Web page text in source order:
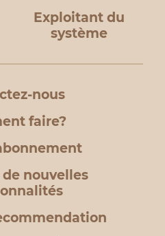
Exploitant du
système
nous
faire?
nouvelles